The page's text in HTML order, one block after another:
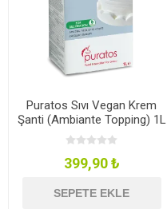
Puratos Sıvı Vegan Krem
Şanti (Ambiante Topping) 1L
399,90 ₺
SEPETE EKLE